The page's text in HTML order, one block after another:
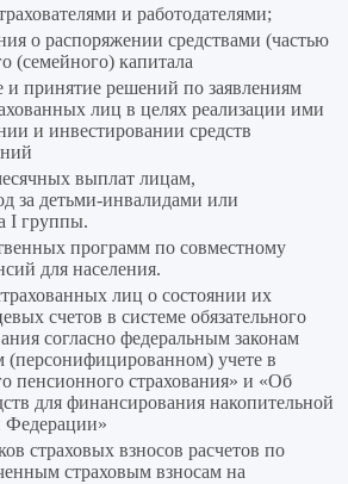
и работодателями;
о распоряжении средствами (частью
(семейного) капитала
и принятие решений по заявлениям
лиц в целях реализации ими
и инвестировании средств
выплат лицам,
за детьми-инвалидами или
I группы.
программ по совместному
для населения.
лиц о состоянии их
счетов в системе обязательного
согласно федеральным законам
учете в
пенсионного страхования» и «Об
для финансирования накопительной
Федерации»
страховых взносов расчетов по
страховым взносам на